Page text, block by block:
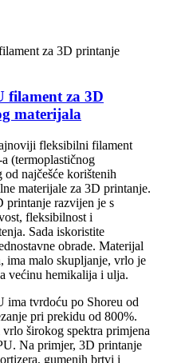
filament za 3D
materijala
fleksibilni filament
(termoplastičnog
najčešće korištenih
materijale za 3D printanje.
printanje razvijen je s
fleksibilnost i
Sada iskoristite
obrade. Materijal
ima malo skupljanje, vrlo je
većinu hemikalija i ulja.
tvrdoću po Shoreu od
pri prekidu od 800%.
širokog spektra primjena
Na primjer, 3D printanje
gumenih brtvi i